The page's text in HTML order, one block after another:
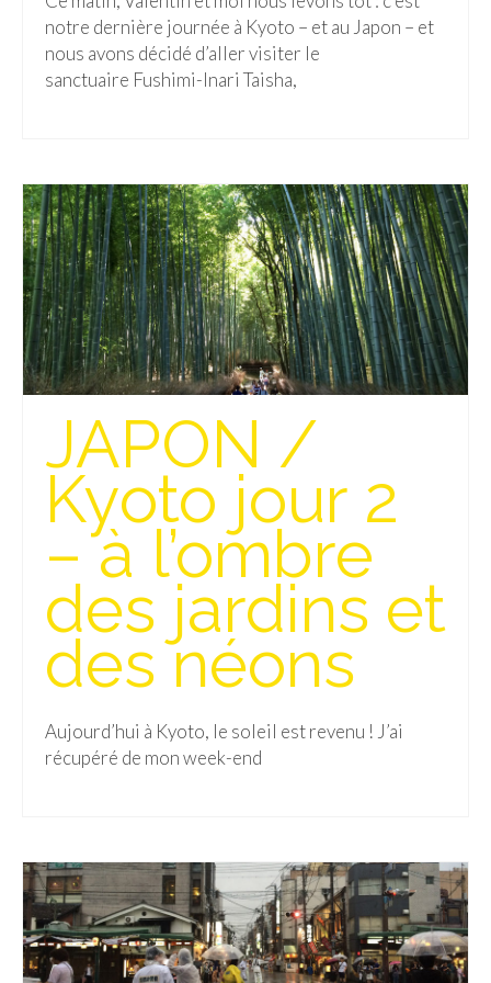
Malaisie
Cameron Highlands
Vietnam
Baie d’Halong
Hanoi
Hué
Mai Chau
Mu Cang Chai
Ninh Binh
Quy Nhon
EUROPE
France
La Réunion
Poitou
Vendée
Allemagne
notre dernière journée à Kyoto – et au Japon – et
nous avons décidé d’aller visiter le
sanctuaire Fushimi-Inari Taisha,
JAPON /
Kyoto jour 2
– à l’ombre
des jardins et
des néons
Aujourd’hui à Kyoto, le soleil est revenu ! J’ai
récupéré de mon week-end